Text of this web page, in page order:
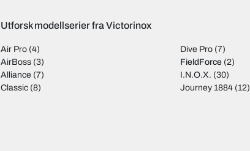
Utforsk modellserier fra Victorinox
Air Pro (4)
AirBoss (3)
Alliance (7)
Classic (8)
Dive Pro(7)
FieldForce(2)
I.N.O.X. (30)
Journey 1884(12)